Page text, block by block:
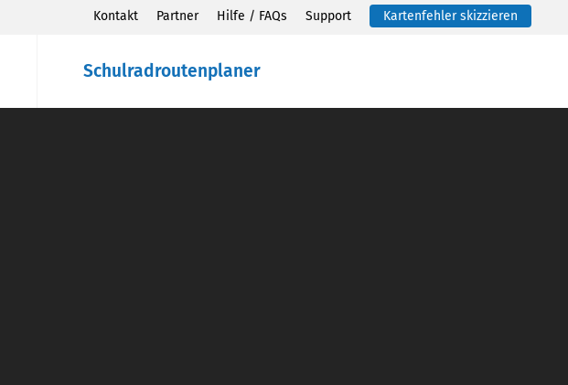
Kontakt Partner Hilfe / FAQs Support Kartenfehler skizzieren
Schulradroutenplaner